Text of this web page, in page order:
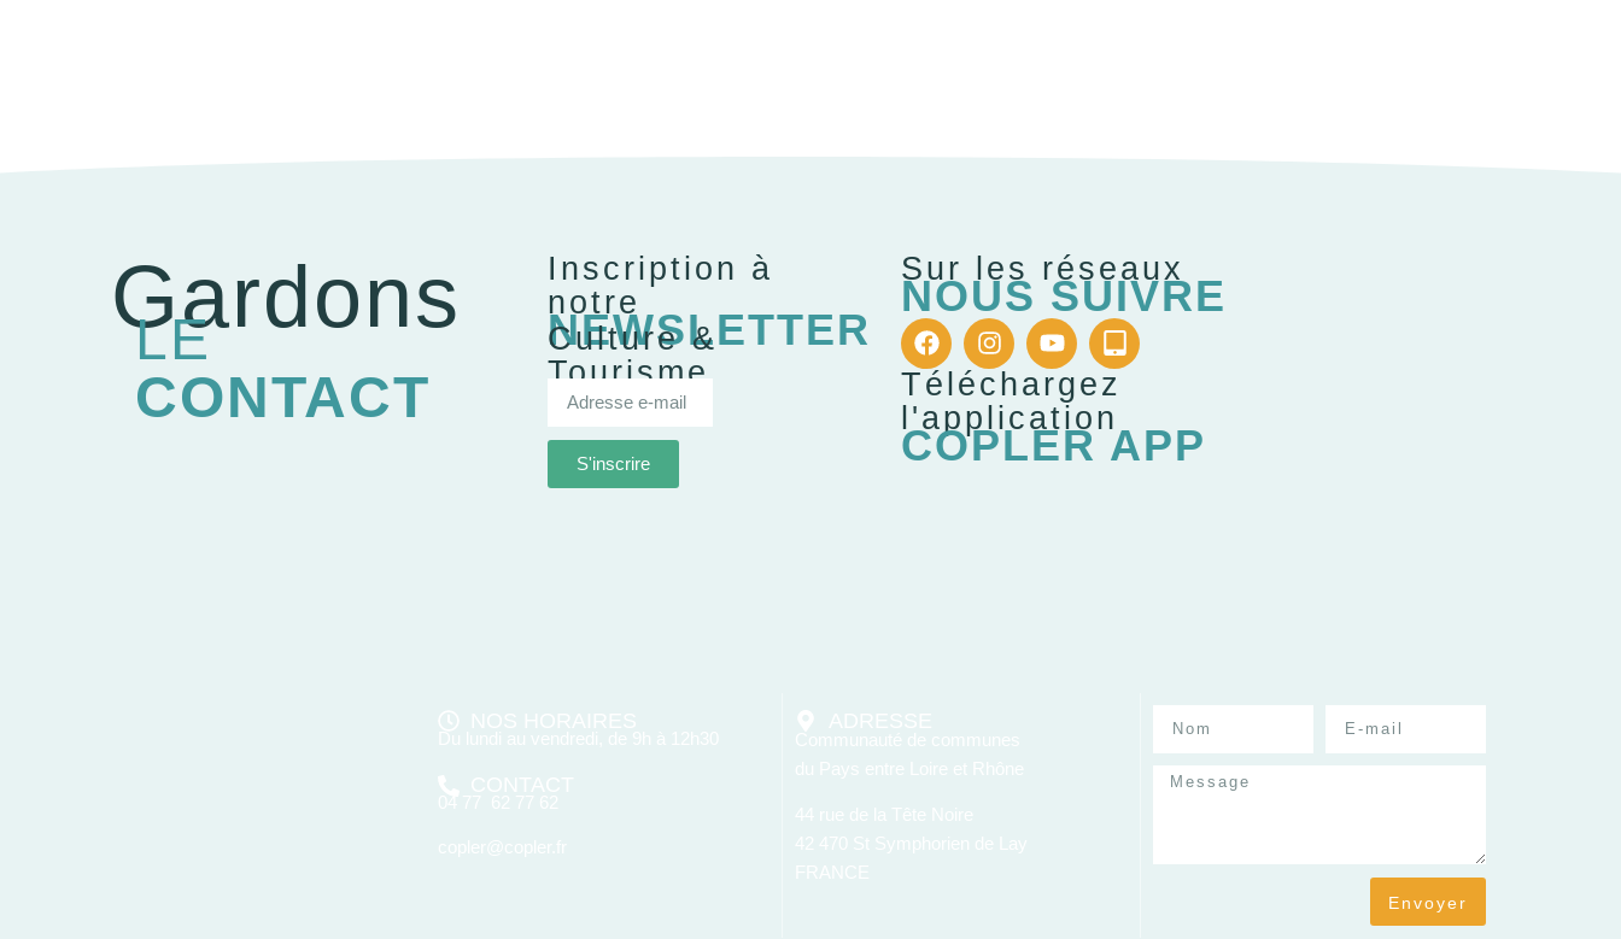
Gardons
LE
CONTACT
Inscription à
notre
NEWSLETTER
Culture &
Tourisme
S'inscrire
Sur les réseaux
NOUS SUIVRE
Téléchargez
l'application
COPLER APP
Envoyer